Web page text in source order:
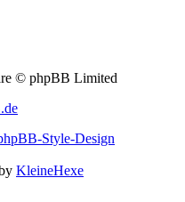
© phpBB Limited
Style-Design
KleineHexe